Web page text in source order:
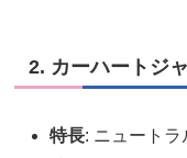
2. カーハートジ
特長: ニュート